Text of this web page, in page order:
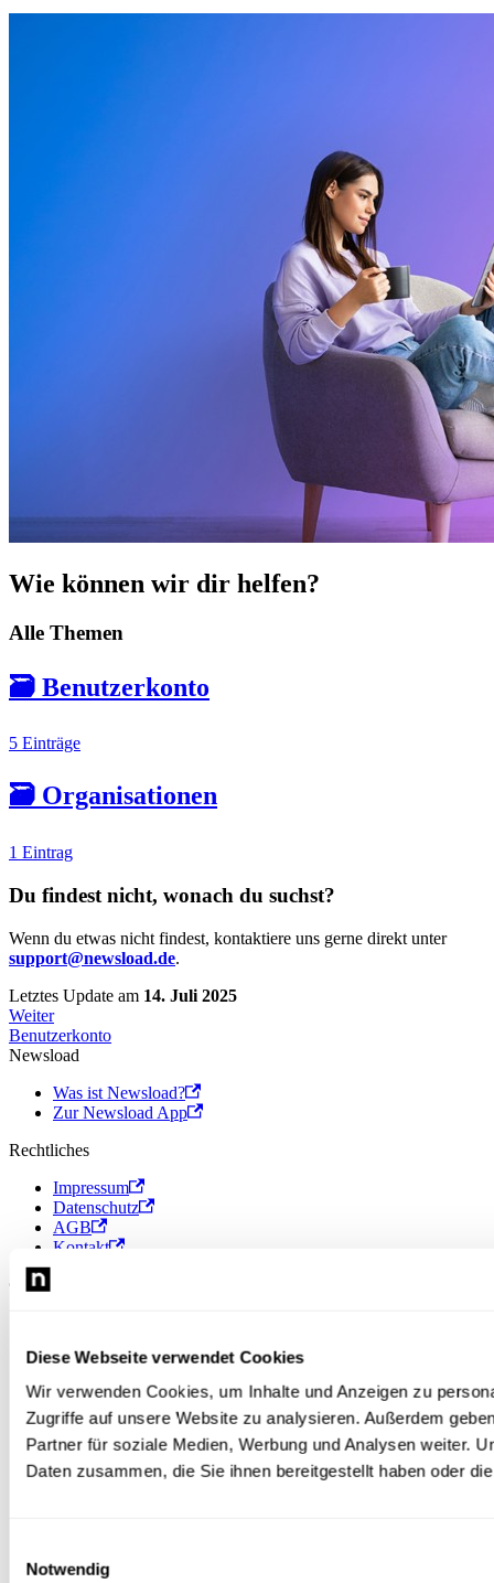
Diese Webseite verwendet Cookies
Wir verwenden Cookies, um Inhalte und Anzeigen zu
Zugriffe auf unsere Website zu analysieren. Außerdem
Partner für soziale Medien, Werbung und Analysen weiter.
Daten zusammen, die Sie ihnen bereitgestellt haben oder
Notwendig
Wie können wir dir helfen?
Alle Themen
🗃️ Benutzerkonto
5 Einträge
🗃️ Organisationen
1 Eintrag
Du findest nicht, wonach du suchst?
Wenn du etwas nicht findest, kontaktiere uns gerne direkt unter
support@newsload.de.
Letztes Update am 14. Juli 2025
Weiter
Benutzerkonto
Newsload
Was ist Newsload?
Zur Newsload App
Rechtliches
Impressum
Datenschutz
AGB
Kontakt
© 2026 Newsload, Newsload ist ein Produkt der Contiago GmbH.